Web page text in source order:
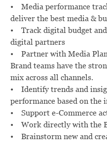
• Media performance
deliver the best media &
• Track digital budget
digital partners
• Partner with Media
Brand teams have the
mix across all channels.
• Identify trends and
performance based on the
• Support e-Commerce
• Work directly with the
• Brainstorm new and